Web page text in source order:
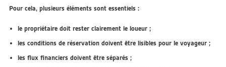
Pour cela, plusieurs éléments sont essentiels :
le propriétaire doit rester clairement le loueur ;
les conditions de réservation doivent être lisibles pour le voyageur ;
les flux financiers doivent être séparés ;